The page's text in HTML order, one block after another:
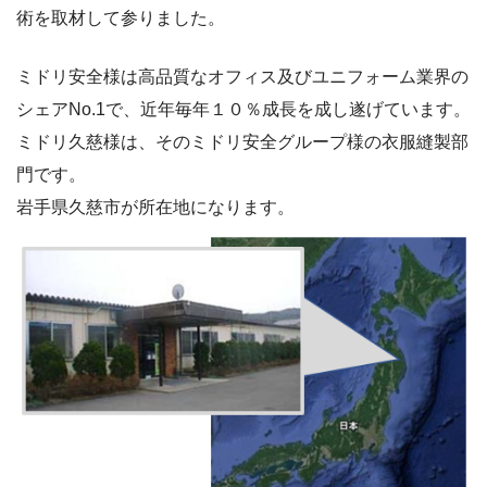
術を取材して参りました。
ミドリ安全様は高品質なオフィス及びユニフォーム業界の
シェアNo.1で、近年毎年１０％成長を成し遂げています。
ミドリ久慈様は、そのミドリ安全グループ様の衣服縫製部
門です。
岩手県久慈市が所在地になります。